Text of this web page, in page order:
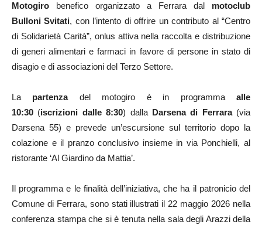
Motogiro benefico organizzato a Ferrara dal motoclub
Bulloni Svitati, con l’intento di offrire un contributo al “Centro
di Solidarietà Carità”, onlus attiva nella raccolta e distribuzione
di generi alimentari e farmaci in favore di persone in stato di
disagio e di associazioni del Terzo Settore.
La partenzadel motogiro è in programmaalle
10:30 (iscrizioni dalle 8:30) dalla Darsena di Ferrara(via
Darsena 55) e prevede un’escursione sul territorio dopo la
colazione e il pranzo conclusivo insieme in via Ponchielli, al
ristorante ‘Al Giardino da Mattia’.
Il programma e le finalità dell’iniziativa, che ha il patronicio del
Comune di Ferrara, sono stati illustrati il 22 maggio 2026 nella
conferenza stampa che si è tenuta nella sala degli Arazzi della